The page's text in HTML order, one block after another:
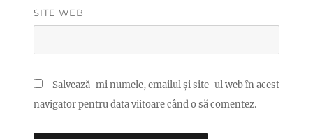
SITE WEB
Salvează-mi numele, emailul și site-ul web în acest
navigator pentru data viitoare când o să comentez.